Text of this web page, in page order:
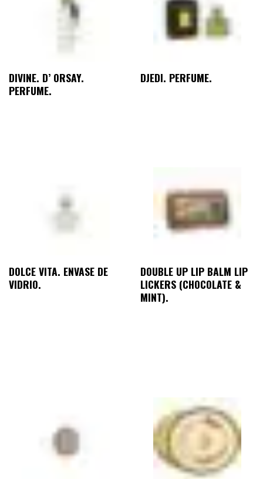
DIVINE. D’ ORSAY.
PERFUME.
DJEDI. PERFUME.
DOLCE VITA. ENVASE DE
VIDRIO.
DOUBLE UP LIP BALM LIP
LICKERS (CHOCOLATE &
MINT).